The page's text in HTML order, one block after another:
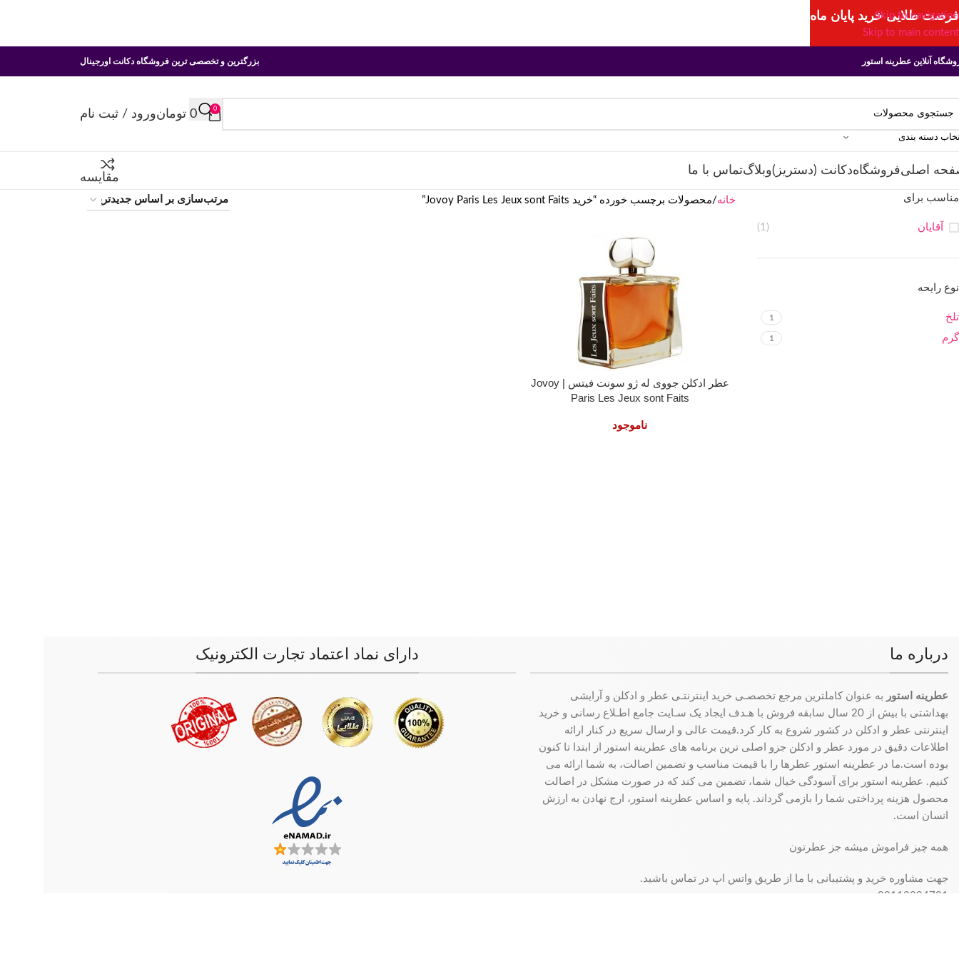
Skip to navigation
Skip to main content
آنلاین عطرینه استور بزرگترین و تخصصی ترین فروشگاه دکانت اورجینال
دسته بندی
0
0 تومانورود / ثبت نام
اصلیفروشگاهدکانت (دستریز)وبلاگتماس با ما
مقایسه
مناسب برای
آقایان (1)
نوع رایحه
تلخ 1
گرم 1
خانه محصولات برچسب خورده “خرید Jovoy Paris Les Jeux sont Faits”
عطر ادکلن جووی له ژو سونت فیتس | Jovoy
Paris Les Jeux sont Faits
ناموجود
درباره ما
عطرینه استور به عنوان کاملترین مرجع تخصصـی خرید اینترنتـی عطر و ادکلن و آرایشی
بهداشتی با بیش از 20 سال سابقه فروش با هـدف ایجاد یک سـایت جامع اطـلاع رسانی و خرید
اینترنتی عطر و ادکلن در کشور شروع به کار کرد.قیمت عالی و ارسال سریع در کنار ارائه
اطلاعات دقیق در مورد عطر و ادکلن جزو اصلی ترین برنامه های عطرینه استور از ابتدا تا کنون
بوده است.ما در عطرینه استور عطرها را با قیمت مناسب و تضمین اصالت، به شما ارائه می
کنیم. عطرینه استور برای آسودگی خیال شما، تضمین می کند که در صورت مشکل در اصالت
محصول هزینه پرداختی شما را بازمی گرداند. پایه و اساس عطرینه استور، ارج نهادن به ارزش
انسان است.
همه چیز فراموش میشه جز عطرتون
جهت مشاوره خرید و پشتیبانی با ما از طریق واتس اپ در تماس باشید.
09113394781
دارای نماد اعتماد تجارت الکترونیک
فرصت طلایی خرید پایان ماه